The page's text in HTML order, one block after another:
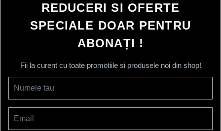
REDUCERI SI OFERTE
SPECIALE DOAR PENTRU
ABONAȚI !
Fii la curent cu toate promotiile si produsele noi din shop!
Numele tau
Email